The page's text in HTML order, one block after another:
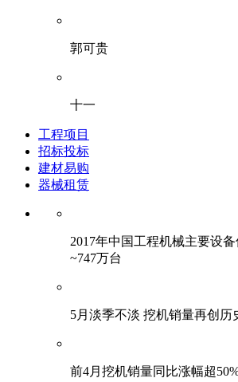
郭可贵
十一
工程项目
招标投标
建材易购
器械租赁
2017年中国工程机械主要设
~747万台
5月淡季不淡 挖机销量再创历
前4月挖机销量同比涨幅超